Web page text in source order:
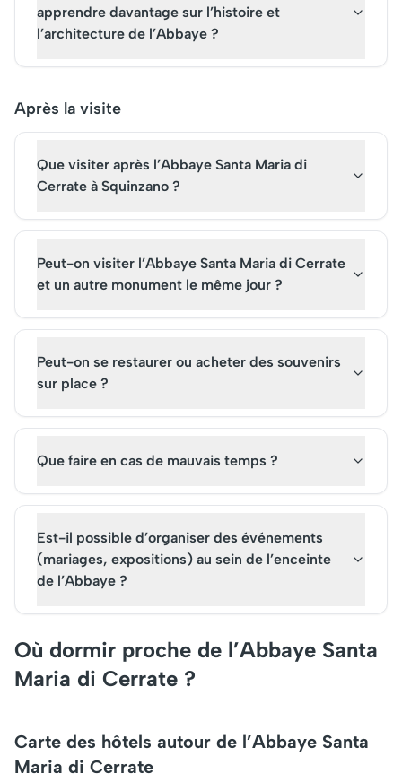
apprendre davantage sur l’histoire et
l’architecture de l’Abbaye ?
Après la visite
Que visiter après l’Abbaye Santa Maria di
Cerrate à Squinzano ?
Peut-on visiter l’Abbaye Santa Maria di Cerrate
et un autre monument le même jour ?
Peut-on se restaurer ou acheter des souvenirs
sur place ?
Que faire en cas de mauvais temps ?
Est-il possible d’organiser des événements
(mariages, expositions) au sein de l’enceinte
de l’Abbaye ?
Où dormir proche de l’Abbaye Santa
Maria di Cerrate ?
Carte des hôtels autour de l’Abbaye Santa
Maria di Cerrate